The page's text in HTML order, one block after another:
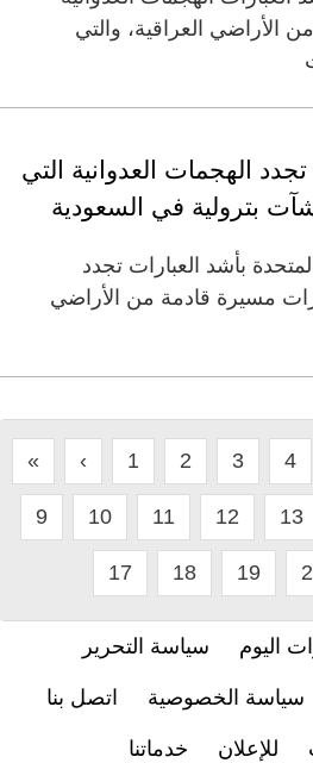
الأراضي العراقية، والتي
الهجمات العدوانية التي
بترولية في السعودية
بأشد العبارات تجدد
مسيرة قادمة من الأراضي
« ‹ 1 2 3 4
9 10 11 12 13
17 18 19
اليوم سياسة التحرير
سياسة الخصوصية اتصل بنا
للإعلان خدماتنا